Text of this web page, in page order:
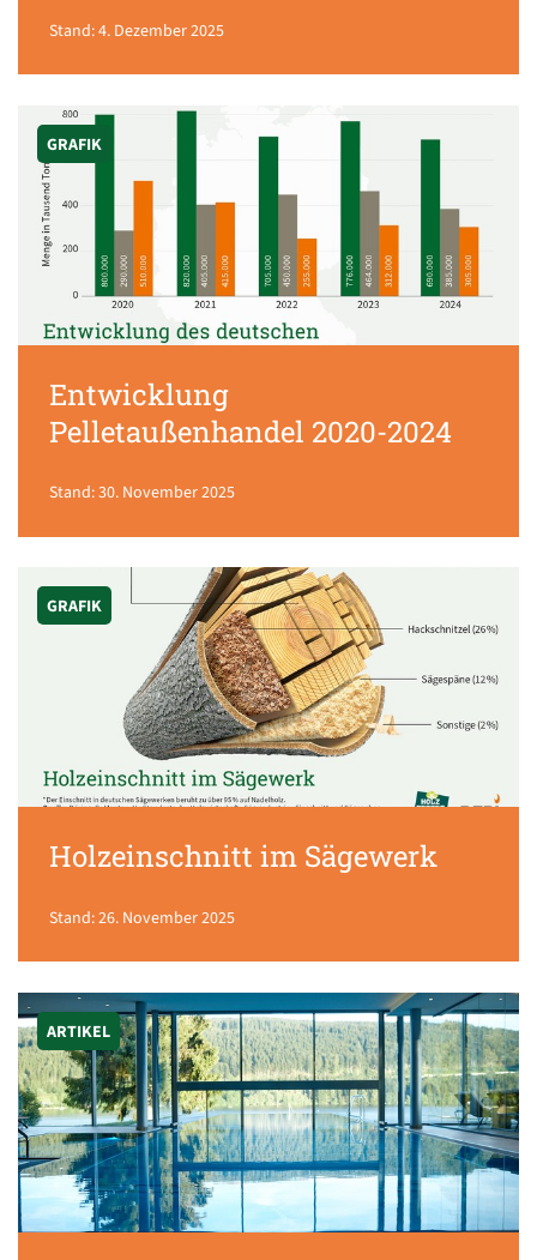
Stand: 4. Dezember 2025
GRAFIK
Entwicklung
Pelletaußenhandel 2020-2024
Stand: 30. November 2025
GRAFIK
Holzeinschnitt im Sägewerk
Stand: 26. November 2025
ARTIKEL